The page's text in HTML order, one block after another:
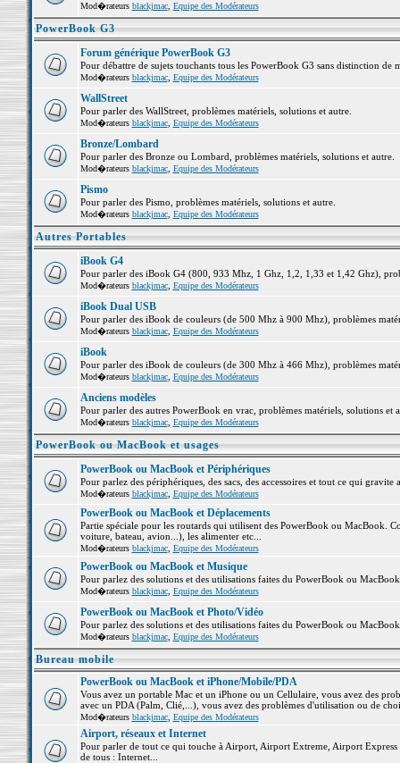
Mod�rateurs blackjmac, Equipe des Modérateurs
PowerBook G3
Forum générique PowerBook G3
Pour débattre de sujets touchants tous les PowerBook G3 sans distinction de
Mod�rateurs blackjmac, Equipe des Modérateurs
WallStreet
Pour parler des WallStreet, problèmes matériels, solutions et autre.
Mod�rateurs blackjmac, Equipe des Modérateurs
Bronze/Lombard
Pour parler des Bronze ou Lombard, problèmes matériels, solutions et autre.
Mod�rateurs blackjmac, Equipe des Modérateurs
Pismo
Pour parler des Pismo, problèmes matériels, solutions et autre.
Mod�rateurs blackjmac, Equipe des Modérateurs
Autres Portables
iBook G4
Pour parler des iBook G4 (800, 933 Mhz, 1 Ghz, 1,2, 1,33 et 1,42 Ghz),
Mod�rateurs blackjmac, Equipe des Modérateurs
iBook Dual USB
Pour parler des iBook de couleurs (de 500 Mhz à 900 Mhz), problèmes
Mod�rateurs blackjmac, Equipe des Modérateurs
iBook
Pour parler des iBook de couleurs (de 300 Mhz à 466 Mhz), problèmes
Mod�rateurs blackjmac, Equipe des Modérateurs
Anciens modèles
Pour parler des autres PowerBook en vrac, problèmes matériels, solutions et
Mod�rateurs blackjmac, Equipe des Modérateurs
PowerBook ou MacBook et usages
PowerBook ou MacBook et Périphériques
Pour parlez des périphériques, des sacs, des accessoires et tout ce qui
Mod�rateurs blackjmac, Equipe des Modérateurs
PowerBook ou MacBook et Déplacements
Partie spéciale pour les routards qui utilisent des PowerBook ou MacBook.
voiture, bateau, avion...), les alimenter etc...
Mod�rateurs blackjmac, Equipe des Modérateurs
PowerBook ou MacBook et Musique
Pour parlez des solutions et des utilisations faites du PowerBook ou
Mod�rateurs blackjmac, Equipe des Modérateurs
PowerBook ou MacBook et Photo/Vidéo
Pour parlez des solutions et des utilisations faites du PowerBook ou
Mod�rateurs blackjmac, Equipe des Modérateurs
Bureau mobile
PowerBook ou MacBook et iPhone/Mobile/PDA
Vous avez un portable Mac et un iPhone ou un Cellulaire, vous avez des
avec un PDA (Palm, Clié,...), vous avez des problèmes d'utilisation ou de
Mod�rateurs blackjmac, Equipe des Modérateurs
Airport, réseaux et Internet
Pour parler de tout ce qui touche à Airport, Airport Extreme, Airport
de tous : Internet...